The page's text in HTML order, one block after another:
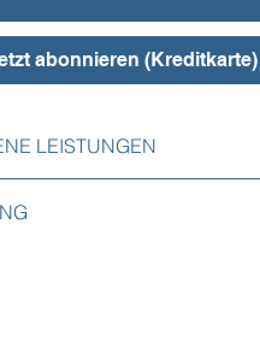
abonnieren (Kreditkarte)
LEISTUNGEN